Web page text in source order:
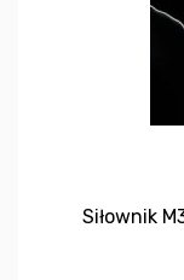
Siłownik